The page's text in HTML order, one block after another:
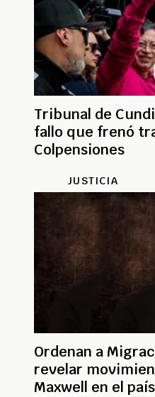
Tribunal de
fallo que frenó
Colpensiones
JUSTICIA
Ordenan a
revelar
Maxwell en el país